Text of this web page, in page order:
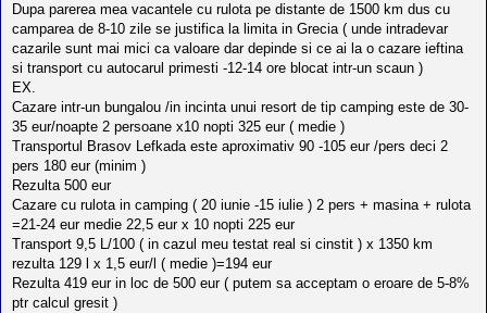
Dupa parerea mea vacantele cu rulota pe distante de 1500 km dus cu
camparea de 8-10 zile se justifica la limita in Grecia ( unde intradevar
cazarile sunt mai mici ca valoare dar depinde si ce ai la o cazare ieftina
si transport cu autocarul primesti -12-14 ore blocat intr-un scaun )
EX.
Cazare intr-un bungalou /in incinta unui resort de tip camping este de 30-
35 eur/noapte 2 persoane x10 nopti 325 eur ( medie )
Transportul Brasov Lefkada este aproximativ 90 -105 eur /pers deci 2
pers 180 eur (minim )
Rezulta 500 eur
Cazare cu rulota in camping ( 20 iunie -15 iulie ) 2 pers + masina + rulota
=21-24 eur medie 22,5 eur x 10 nopti 225 eur
Transport 9,5 L/100 ( in cazul meu testat real si cinstit ) x 1350 km
rezulta 129 l x 1,5 eur/l ( medie )=194 eur
Rezulta 419 eur in loc de 500 eur ( putem sa acceptam o eroare de 5-8%
ptr calcul gresit )